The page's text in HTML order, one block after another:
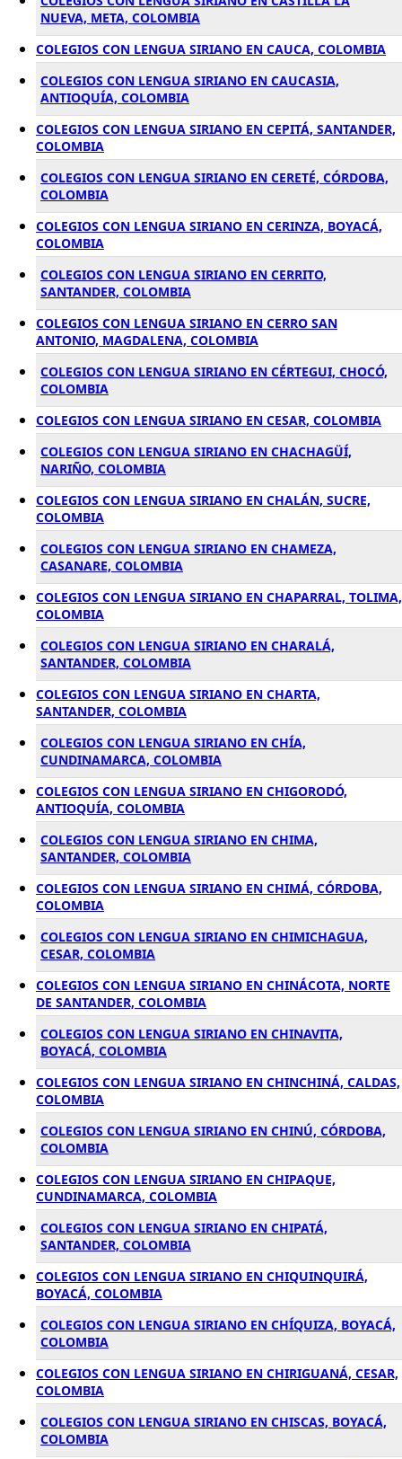
NUEVA, META, COLOMBIA
COLEGIOS CON LENGUA SIRIANO EN CAUCA, COLOMBIA
COLEGIOS CON LENGUA SIRIANO EN CAUCASIA,
ANTIOQUÍA, COLOMBIA
COLEGIOS CON LENGUA SIRIANO EN CEPITÁ, SANTANDER,
COLOMBIA
COLEGIOS CON LENGUA SIRIANO EN CERETÉ, CÓRDOBA,
COLOMBIA
COLEGIOS CON LENGUA SIRIANO EN CERINZA, BOYACÁ,
COLOMBIA
COLEGIOS CON LENGUA SIRIANO EN CERRITO,
SANTANDER, COLOMBIA
COLEGIOS CON LENGUA SIRIANO EN CERRO SAN
ANTONIO, MAGDALENA, COLOMBIA
COLEGIOS CON LENGUA SIRIANO EN CÉRTEGUI, CHOCÓ,
COLOMBIA
COLEGIOS CON LENGUA SIRIANO EN CESAR, COLOMBIA
COLEGIOS CON LENGUA SIRIANO EN CHACHAGÜÍ,
NARIÑO, COLOMBIA
COLEGIOS CON LENGUA SIRIANO EN CHALÁN, SUCRE,
COLOMBIA
COLEGIOS CON LENGUA SIRIANO EN CHAMEZA,
CASANARE, COLOMBIA
COLEGIOS CON LENGUA SIRIANO EN CHAPARRAL, TOLIMA,
COLOMBIA
COLEGIOS CON LENGUA SIRIANO EN CHARALÁ,
SANTANDER, COLOMBIA
COLEGIOS CON LENGUA SIRIANO EN CHARTA,
SANTANDER, COLOMBIA
COLEGIOS CON LENGUA SIRIANO EN CHÍA,
CUNDINAMARCA, COLOMBIA
COLEGIOS CON LENGUA SIRIANO EN CHIGORODÓ,
ANTIOQUÍA, COLOMBIA
COLEGIOS CON LENGUA SIRIANO EN CHIMA,
SANTANDER, COLOMBIA
COLEGIOS CON LENGUA SIRIANO EN CHIMÁ, CÓRDOBA,
COLOMBIA
COLEGIOS CON LENGUA SIRIANO EN CHIMICHAGUA,
CESAR, COLOMBIA
COLEGIOS CON LENGUA SIRIANO EN CHINÁCOTA, NORTE
DE SANTANDER, COLOMBIA
COLEGIOS CON LENGUA SIRIANO EN CHINAVITA,
BOYACÁ, COLOMBIA
COLEGIOS CON LENGUA SIRIANO EN CHINCHINÁ, CALDAS,
COLOMBIA
COLEGIOS CON LENGUA SIRIANO EN CHINÚ, CÓRDOBA,
COLOMBIA
COLEGIOS CON LENGUA SIRIANO EN CHIPAQUE,
CUNDINAMARCA, COLOMBIA
COLEGIOS CON LENGUA SIRIANO EN CHIPATÁ,
SANTANDER, COLOMBIA
COLEGIOS CON LENGUA SIRIANO EN CHIQUINQUIRÁ,
BOYACÁ, COLOMBIA
COLEGIOS CON LENGUA SIRIANO EN CHÍQUIZA, BOYACÁ,
COLOMBIA
COLEGIOS CON LENGUA SIRIANO EN CHIRIGUANÁ, CESAR,
COLOMBIA
COLEGIOS CON LENGUA SIRIANO EN CHISCAS, BOYACÁ,
COLOMBIA